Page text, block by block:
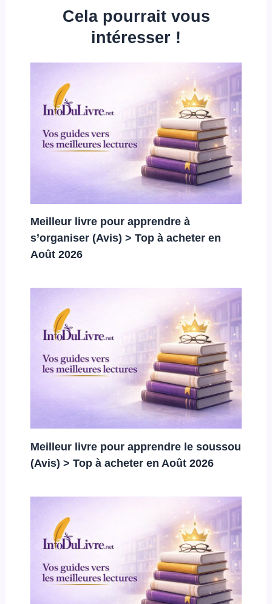
Cela pourrait vous
intéresser !
Meilleur livre pour apprendre à
s’organiser (Avis) > Top à acheter en
Août 2026
Meilleur livre pour apprendre le soussou
(Avis) > Top à acheter en Août 2026